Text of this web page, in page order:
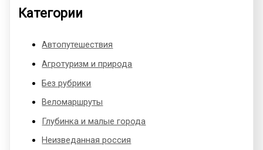
Категории
Автопутешествия
Агротуризм и природа
Без рубрики
Веломаршруты
Глубинка и малые города
Неизведанная россия